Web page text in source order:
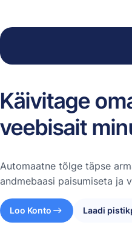
Käivitage
veebisait
Automaatne tõlge täpse
andmebaasi paisumiseta ja
Loo Konto Laadi